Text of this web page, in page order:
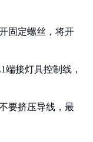
固定螺丝，将开
接灯具控制线，
要挤压导线，最